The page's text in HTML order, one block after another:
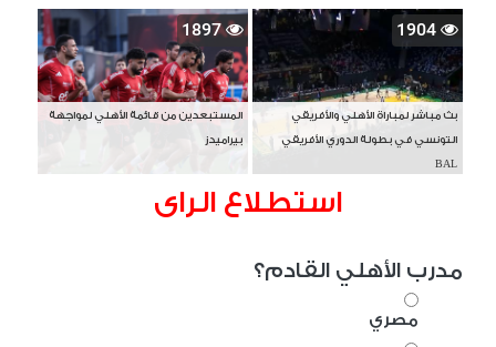
1904
بث مباشر لمباراة الأهلي والأفريقي
التونسي في بطولة الدوري الأفريقي
BAL
1897
المستبعدين من قائمة الأهلي لمواجهة
بيراميدز
استطلاع الراى
مدرب الأهلي القادم؟
مصري